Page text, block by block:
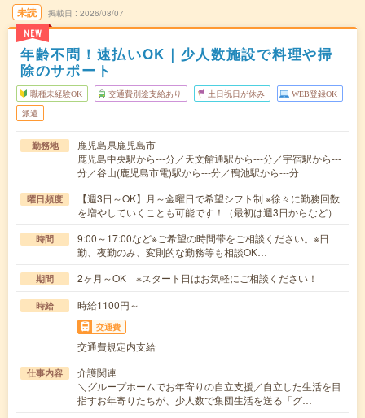
未読
NEW
掲載日 2026/08/07
年齢不問！速払いOK｜少人数施設で料理や掃
除のサポート
職種未経験OK 交通費別途支給あり 土日祝日が休み WEB登録OK
派遣
勤務地
鹿児島県鹿児島市
鹿児島中央駅から---分／天文館通駅から---分／宇宿駅から---
分／谷山(鹿児島市電)駅から---分／鴨池駅から---分
曜日頻度
【週3日～OK】月～金曜日で希望シフト制 ※徐々に勤務回数
を増やしていくことも可能です！（最初は週3日からなど）
時間
9:00～17:00など※ご希望の時間帯をご相談ください。※日
勤、夜勤のみ、変則的な勤務等も相談OK…
期間 2ヶ月～OK ※スタート日はお気軽にご相談ください！
時給 時給1100円～
交通費
交通費規定内支給
仕事内容
介護関連
＼グループホームでお年寄りの自立支援／自立した生活を目
指すお年寄りたちが、少人数で集団生活を送る「グ…